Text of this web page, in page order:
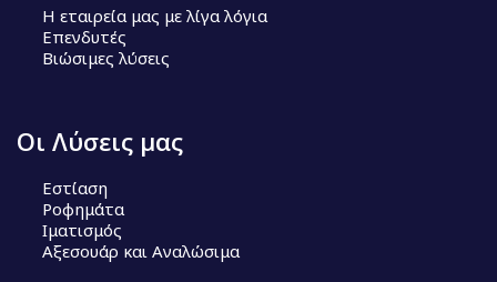
Η εταιρεία μας με λίγα λόγια
Επενδυτές
Βιώσιμες λύσεις
Οι Λύσεις μας
Εστίαση
Ροφημάτα
Ιματισμός
Αξεσουάρ και Αναλώσιμα